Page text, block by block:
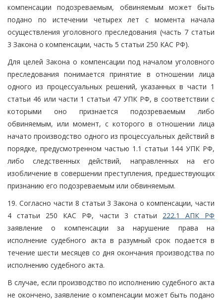
компенсации подозреваемым, обвиняемым может быть
подано по истечении четырех лет с момента начала
осуществления уголовного преследования (часть 7 статьи
3 Закона о компенсации, часть 5 статьи 250 КАС РФ).
Для целей Закона о компенсации под началом уголовного
преследования понимается принятие в отношении лица
одного из процессуальных решений, указанных в части 1
статьи 46 или части 1 статьи 47 УПК РФ, в соответствии с
которыми оно признается подозреваемым либо
обвиняемым, или момент, с которого в отношении лица
начато производство одного из процессуальных действий в
порядке, предусмотренном частью 1.1 статьи 144 УПК РФ,
либо следственных действий, направленных на его
изобличение в совершении преступления, предшествующих
признанию его подозреваемым или обвиняемым.
19. Согласно части 8 статьи 3 Закона о компенсации, части
4 статьи 250 КАС РФ, части 3 статьи 222.1 АПК РФ
заявление о компенсации за нарушение права на
исполнение судебного акта в разумный срок подается в
течение шести месяцев со дня окончания производства по
исполнению судебного акта.
В случае, если производство по исполнению судебного акта
не окончено, заявление о компенсации может быть подано